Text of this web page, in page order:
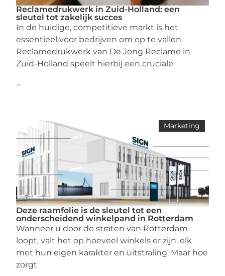
Reclamedrukwerk in Zuid-Holland: een
sleutel tot zakelijk succes
In de huidige, competitieve markt is het
essentieel voor bedrijven om op te vallen.
Reclamedrukwerk van De Jong Reclame in
Zuid-Holland speelt hierbij een cruciale
...
Marketing
Deze raamfolie is de sleutel tot een
onderscheidend winkelpand in Rotterdam
Wanneer u door de straten van Rotterdam
loopt, valt het op hoeveel winkels er zijn, elk
met hun eigen karakter en uitstraling. Maar hoe
zorgt